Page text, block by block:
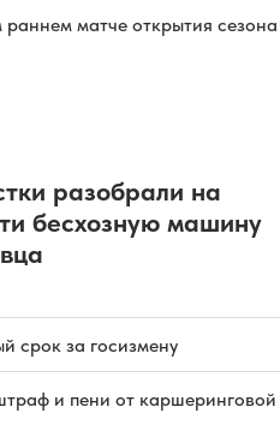
матче открытия сезона
разобрали на
бесхозную машину
срок за госизмену
и пени от каршеринговой